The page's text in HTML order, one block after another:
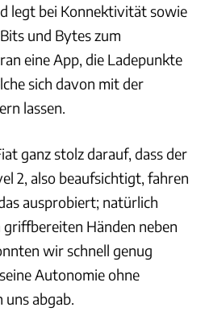
legt bei Konnektivität sowie
und Bytes zum
eine App, die Ladepunkte
sich davon mit der
lassen.
ganz stolz darauf, dass der
2, also beaufsichtigt, fahren
ausprobiert; natürlich
Händen neben
wir schnell genug
Autonomie ohne
abgab.